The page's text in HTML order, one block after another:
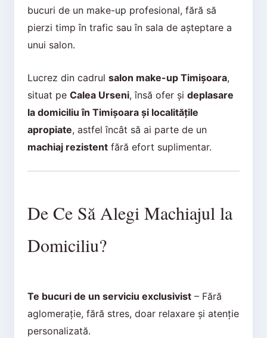
bucuri de un make-up profesional, fără să
pierzi timp în trafic sau în sala de așteptare a
unui salon.
Lucrez din cadrul salon make-up Timișoara,
situat pe Calea Urseni, însă ofer și deplasare
la domiciliu în Timișoara și localitățile
apropiate, astfel încât să ai parte de un
machiaj rezistentfără efort suplimentar.
De Ce Să Alegi Machiajul la
Domiciliu?
Te bucuri de un serviciu exclusivist– Fără
aglomerație, fără stres, doar relaxare și atenție
personalizată.